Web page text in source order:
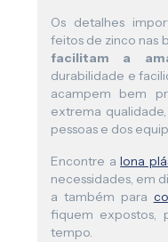
Os detalhes
feitos de zinco nas
facilitam a
durabilidade e
acampem bem
extrema
pessoas e dos
Encontre alona
necessidades, em
a também para
fiquem expostos,
tempo.